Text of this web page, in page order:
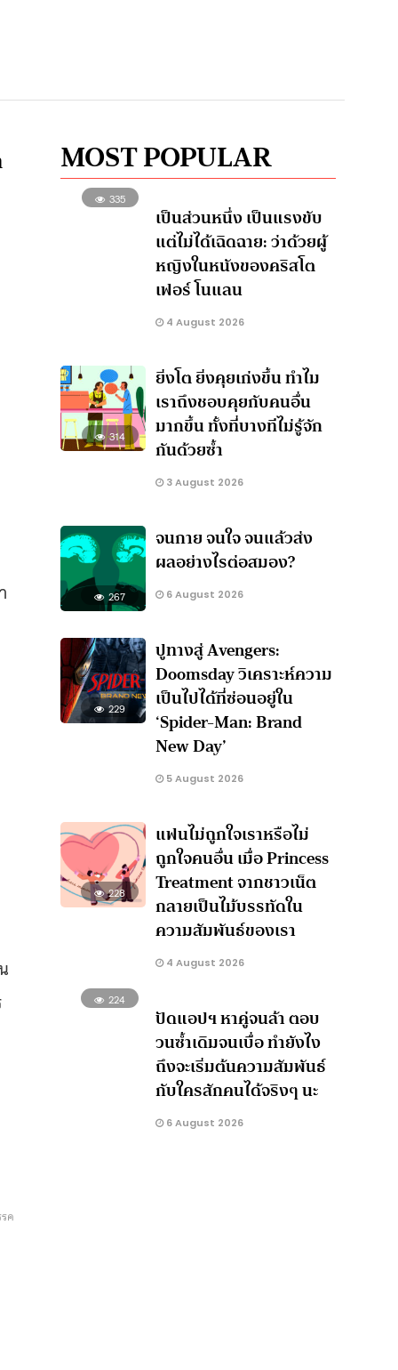
ค
MOST POPULAR
335
เป็นส่วนหนึ่ง เป็นแรงขับ
แต่ไม่ได้เฉิดฉาย: ว่าด้วยผู้
หญิงในหนังของคริสโต
เฟอร์ โนแลน
4 August 2026
314
ยิ่งโต ยิ่งคุยเก่งขึ้น ทำไม
เราถึงชอบคุยกับคนอื่น
มากขึ้น ทั้งที่บางทีไม่รู้จัก
กันด้วยซ้ำ
3 August 2026
267
จนกาย จนใจ จนแล้วส่ง
ผลอย่างไรต่อสมอง?
6 August 2026
229
ปูทางสู่ Avengers:
Doomsday วิเคราะห์ความ
เป็นไปได้ที่ซ่อนอยู่ใน
‘Spider-Man: Brand
New Day’
5 August 2026
228
แฟนไม่ถูกใจเราหรือไม่
ถูกใจคนอื่น เมื่อ Princess
Treatment จากชาวเน็ต
กลายเป็นไม้บรรทัดใน
ความสัมพันธ์ของเรา
4 August 2026
224
ปัดแอปฯ หาคู่จนล้า ตอบ
วนซ้ำเดิมจนเบื่อ ทำยังไง
ถึงจะเริ่มต้นความสัมพันธ์
กับใครสักคนได้จริงๆ นะ
6 August 2026